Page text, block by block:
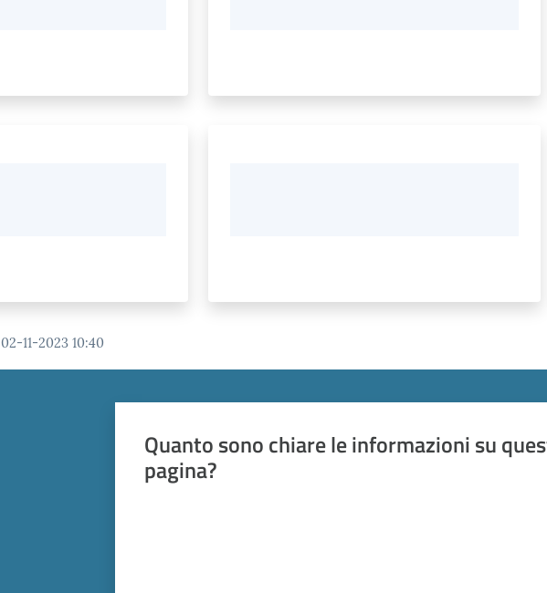
02-11-2023 10:40
Quanto sono chiare le informazioni su
pagina?